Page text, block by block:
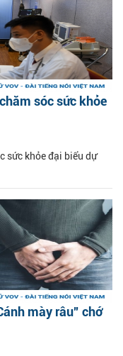
sóc sức khỏe
sức khỏe đại biểu dự
mày râu” chớ